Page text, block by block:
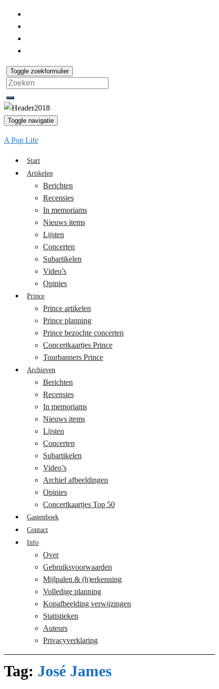
Toggle zoekformulier
Search
for:
Toggle navigatie
A Pop Life
Start
Artikelen
Berichten
Recensies
In memoriams
Nieuws items
Lijsten
Concerten
Subartikelen
Video’s
Opinies
Prince
Prince artikelen
Prince planning
Prince bezochte concerten
Concertkaartjes Prince
Tourbanners Prince
Archieven
Berichten
Recensies
In memoriams
Nieuws items
Lijsten
Concerten
Subartikelen
Video’s
Archief afbeeldingen
Opinies
Concertkaartjes Top 50
Gastenboek
Contact
Info
Over
Gebruiksvoorwaarden
Mijlpalen & (h)erkenning
Volledige planning
Kopafbeelding verwijzingen
Statistieken
Auteurs
Privacyverklaring
Tag: José James